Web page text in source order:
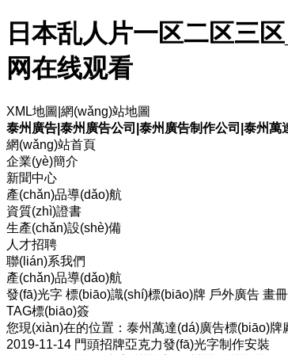
日本乱人片一区二区三
网在线观看
XML地圖 網(wǎng)站地圖
泰州廣告|泰州廣告公司|泰州廣告制作公司|泰州
網(wǎng)站首頁
企業(yè)簡介
新聞中心
產(chǎn)品導(dǎo)航
資質(zhì)證書
生產(chǎn)設(shè)備
人才招聘
聯(lián)系我們
產(chǎn)品導(dǎo)航
發(fā)光字 標(biāo)識(shí)標(biāo)牌 戶外廣告 畫
TAG標(biāo)簽
您現(xiàn)在的位置： 泰州萬達(dá)廣告標(biāo)牌
2019-11-14 門頭招牌亞克力發(fā)光字制作安裝